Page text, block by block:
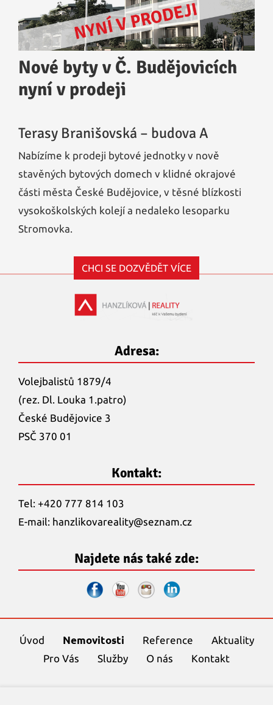
Nové byty v Č. Budějovicích
nyní v prodeji
Terasy Branišovská – budova A
Nabízíme k prodeji bytové jednotky v nově
stavěných bytových domech v klidné okrajové
části města České Budějovice, v těsné blízkosti
vysokoškolských kolejí a nedaleko lesoparku
Stromovka.
CHCI SE DOZVĚDĚT VÍCE
Adresa:
Volejbalistů 1879/4
(rez. Dl. Louka 1.patro)
České Budějovice 3
PSČ 370 01
Kontakt:
Tel: +420 777 814 103
E-mail: hanzlikovareality@seznam.cz
Najdete nás také zde:
Úvod Nemovitosti Reference
Aktuality
Pro Vás
Služby O nás Kontakt